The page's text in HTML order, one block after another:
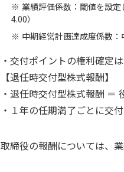
業績評価係数：閾値を設
4.00）
中期経営計画達成度係数
・交付ポイントの権利確定
【退任時交付型株式報酬】
・退任時交付型株式報酬 ＝
・１年の任期満了ごとに交
取締役の報酬については、